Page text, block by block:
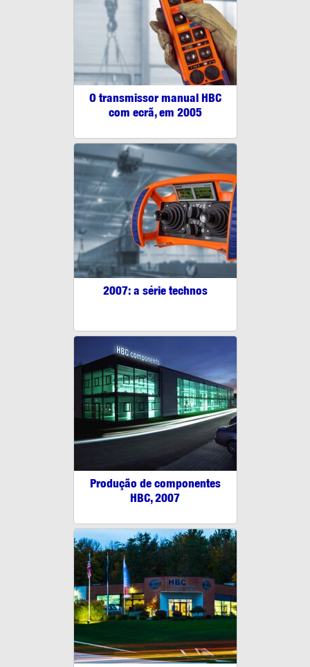
O transmissor manual HBC
com ecrã, em 2005
2007: a série technos
Produção de componentes
HBC, 2007